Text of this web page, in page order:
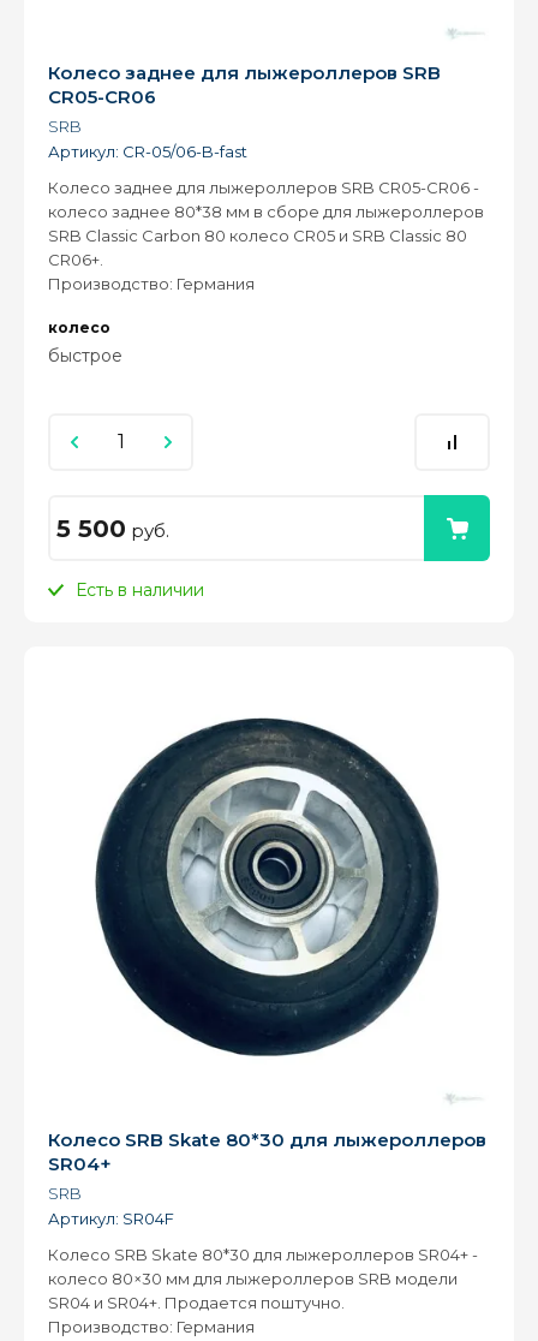
Колесо заднее для лыжероллеров SRB
CR05-CR06
SRB
Артикул: CR-05/06-B-fast
Колесо заднее для лыжероллеров SRB CR05-CR06 -
колесо заднее 80*38 мм в сборе для лыжероллеров
SRB Classic Сarbon 80 колесо CR05 и SRB Classic 80
CR06+.
Производство: Германия
колесо
быстрое
5 500 руб.
Есть в наличии
Колесо SRB Skate 80*30 для лыжероллеров
SR04+
SRB
Артикул: SR04F
Колесо SRB Skate 80*30 для лыжероллеров SR04+ -
колесо 80×30 мм для лыжероллеров SRB модели
SR04 и SR04+. Продается поштучно.
Производство: Германия